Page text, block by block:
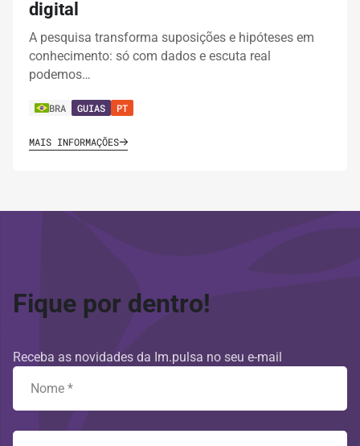
digital
A pesquisa transforma suposições e hipóteses em
conhecimento: só com dados e escuta real
podemos…
BRA GUIAS PT
MAIS INFORMAÇÕES
Fique por dentro!
Receba as novidades da Im.pulsa no seu e-mail